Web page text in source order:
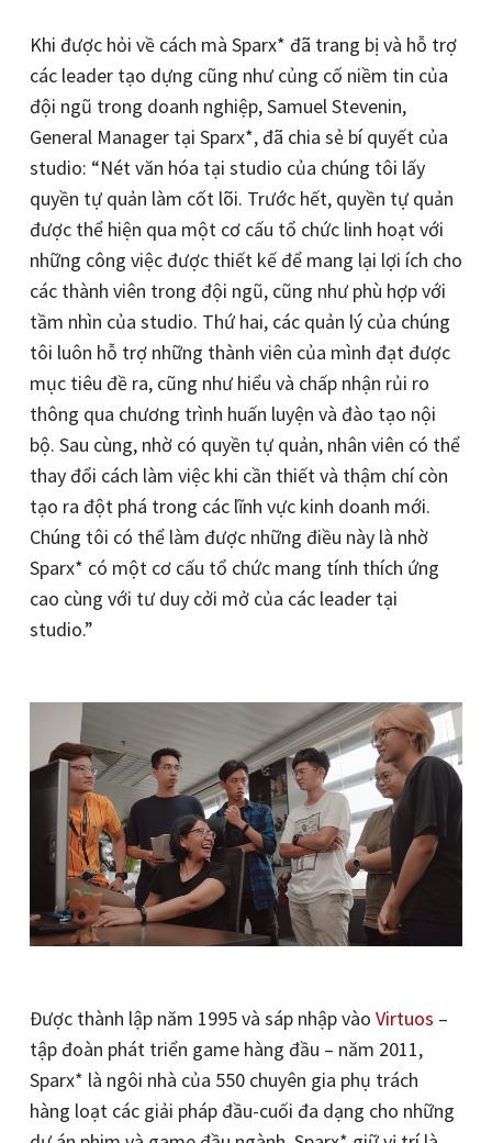
Khi được hỏi về cách mà Sparx* đã trang bị và hỗ trợ
các leader tạo dựng cũng như củng cố niềm tin của
đội ngũ trong doanh nghiệp, Samuel Stevenin,
General Manager tại Sparx*, đã chia sẻ bí quyết của
studio: “Nét văn hóa tại studio của chúng tôi lấy
quyền tự quản làm cốt lõi. Trước hết, quyền tự quản
được thể hiện qua một cơ cấu tổ chức linh hoạt với
những công việc được thiết kế để mang lại lợi ích cho
các thành viên trong đội ngũ, cũng như phù hợp với
tầm nhìn của studio. Thứ hai, các quản lý của chúng
tôi luôn hỗ trợ những thành viên của mình đạt được
mục tiêu đề ra, cũng như hiểu và chấp nhận rủi ro
thông qua chương trình huấn luyện và đào tạo nội
bộ. Sau cùng, nhờ có quyền tự quản, nhân viên có thể
thay đổi cách làm việc khi cần thiết và thậm chí còn
tạo ra đột phá trong các lĩnh vực kinh doanh mới.
Chúng tôi có thể làm được những điều này là nhờ
Sparx* có một cơ cấu tổ chức mang tính thích ứng
cao cùng với tư duy cởi mở của các leader tại
studio.”
Được thành lập năm 1995 và sáp nhập vào Virtuos –
tập đoàn phát triển game hàng đầu – năm 2011,
Sparx* là ngôi nhà của 550 chuyên gia phụ trách
hàng loạt các giải pháp đầu-cuối đa dạng cho những